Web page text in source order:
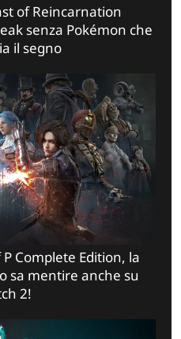
of Reincarnation
senza Pokémon che
il segno
Complete Edition, la
sa mentire anche su
2!